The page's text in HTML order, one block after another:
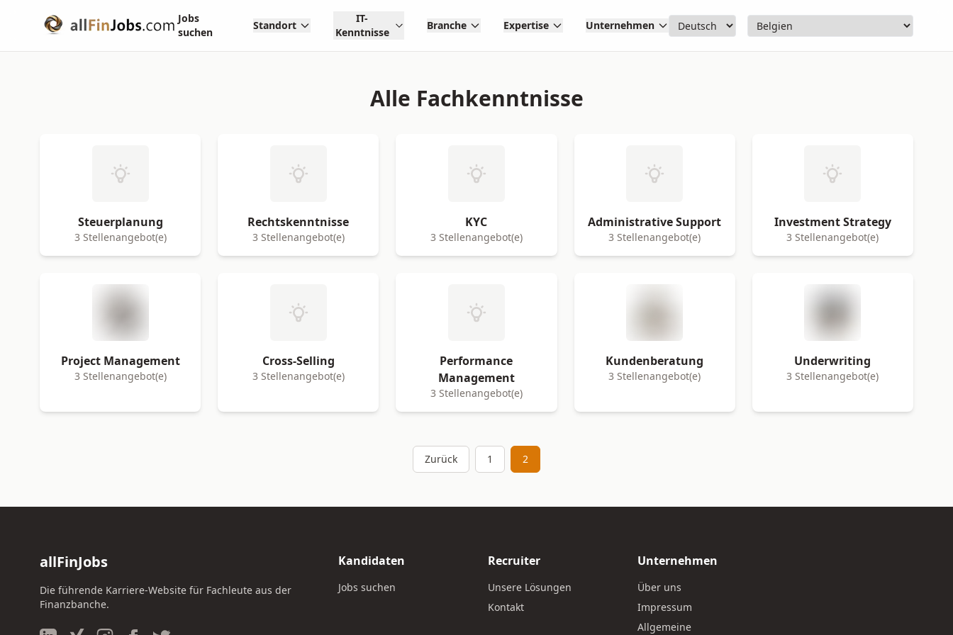
Jobs
suchen
Standort
IT-
Kenntnisse
Branche Expertise Unternehmen
Alle Fachkenntnisse
Steuerplanung
3 Stellenangebot(e)
Rechtskenntnisse
3 Stellenangebot(e)
KYC
3 Stellenangebot(e)
Administrative Support
3 Stellenangebot(e)
Investment Strategy
3 Stellenangebot(e)
Project Management
3 Stellenangebot(e)
Cross-Selling
3 Stellenangebot(e)
Performance
Management
3 Stellenangebot(e)
Kundenberatung
3 Stellenangebot(e)
Underwriting
3 Stellenangebot(e)
Zurück 1 2
allFinJobs
Die führende Karriere-Website für Fachleute aus der
Finanzbanche.
Kandidaten
Jobs suchen
Recruiter
Unsere Lösungen
Kontakt
Unternehmen
Über uns
Impressum
Allgemeine